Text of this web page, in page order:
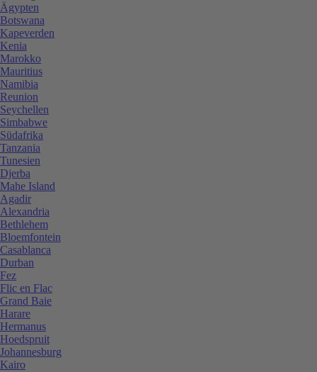
Ägypten
Botswana
Kapeverden
Kenia
Marokko
Mauritius
Namibia
Reunion
Seychellen
Simbabwe
Südafrika
Tanzania
Tunesien
Djerba
Mahe Island
Agadir
Alexandria
Bethlehem
Bloemfontein
Casablanca
Durban
Fez
Flic en Flac
Grand Baie
Harare
Hermanus
Hoedspruit
Johannesburg
Kairo